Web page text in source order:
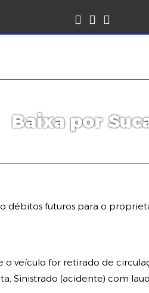
Baixa por
débitos futuros para o
veículo for retirado de
Sinistrado (acidente) com